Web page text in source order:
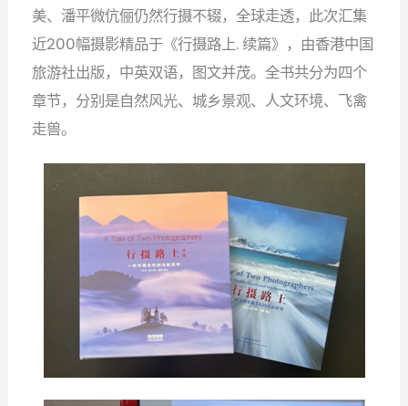
美、潘平微伉俪仍然行摄不辍，全球走透，此次汇集
近200幅摄影精品于《行摄路上.续篇》，由香港中国
旅游社出版，中英双语，图文并茂。全书共分为四个
章节，分别是自然风光、城乡景观、人文环境、飞禽
走兽。